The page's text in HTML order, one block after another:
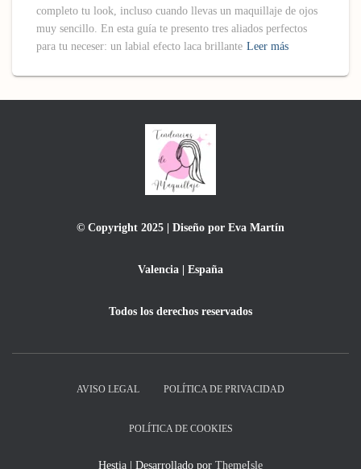
completo tu look, incluso cuando llevas un maquillaje de ojos
muy sencillo. En esta guía te presento tres aliados perfectos
para tu neceser: un labial efecto laca brillante Leer más
© Copyright 2025 | Diseño por Eva Martín
Valencia | España
Todos los derechos reservados
AVISO LEGAL POLÍTICA DE PRIVACIDAD
POLÍTICA DE COOKIES
Hestia | Desarrollado por ThemeIsle